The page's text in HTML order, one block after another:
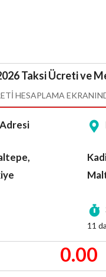
Taksi Ücreti ve
HESAPLAMA
11
0.00